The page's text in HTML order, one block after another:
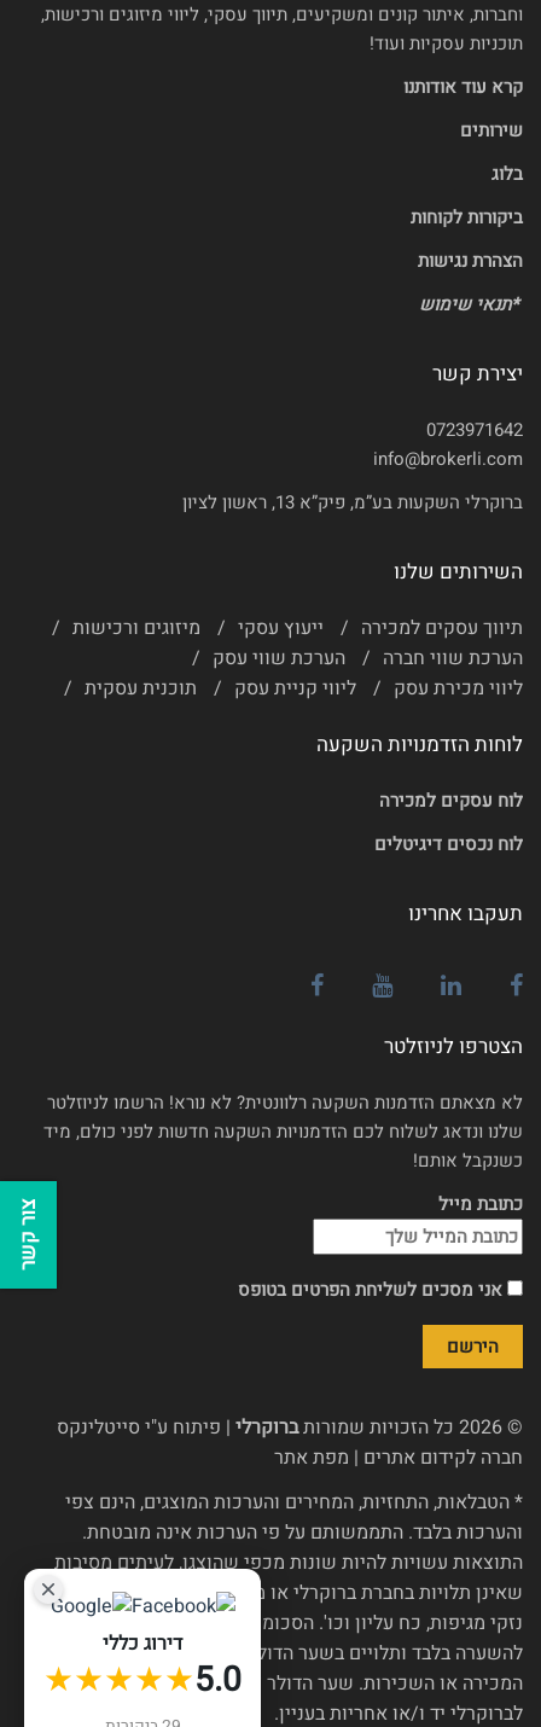
וחברות, איתור קונים ומשקיעים, תיווך עסקי, ליווי מיזוגים ורכישות,
תוכניות עסקיות ועוד!
קרא עוד אודותנו
שירותים
בלוג
ביקורות לקוחות
הצהרת נגישות
*תנאי שימוש
יצירת קשר
0723971642
info@brokerli.com
ברוקרלי השקעות בע”מ, פיק”א 13, ראשון לציון
השירותים שלנו
תיווך עסקים למכירה ייעוץ עסקי
מיזוגים ורכישות
הערכת שווי חברה
הערכת שווי עסק
ליווי מכירת עסק
ליווי קניית עסק תוכנית עסקית
לוחות הזדמנויות השקעה
לוח עסקים למכירה
לוח נכסים דיגיטלים
תעקבו אחרינו
הצטרפו לניוזלטר
לא מצאתם הזדמנות השקעה רלוונטית? לא נורא! הרשמו לניוזלטר
שלנו ונדאג לשלוח לכם הזדמנויות השקעה חדשות לפני כולם, מיד
כשנקבל אותם!
כתובת מייל
אני מסכים לשליחת הפרטים בטופס
© 2026 כל הזכויות שמורות ברוקרלי | פיתוח ע"י סייטלינקס
חברה לקידום אתרים | מפת אתר
* הטבלאות, התחזיות, המחירים והערכות המוצגים, הינם צפי
והערכות בלבד. התממשותם על פי הערכות אינה מובטחת.
התוצאות עשויות להיות שונות מכפי שהוצגו, לעיתים מסיבות
שאינן תלויות בחברת ברוקרלי או מי מטעמה, כגון שינויי רגולציה,
נזקי מגיפות, כח עליון וכו'. הסכומים בש"ח, אם הוצגו, הינם
להשערה בלבד ותלויים בשער הדולר נכון ליום חלוקת כספי
המכירה או השכירות. שער הדולר צפוי להשתנות מעת לעת ואין
לברוקרלי יד ו/או אחריות בעניין.
דירוג כללי
5.0
★★★★★
צור קשר